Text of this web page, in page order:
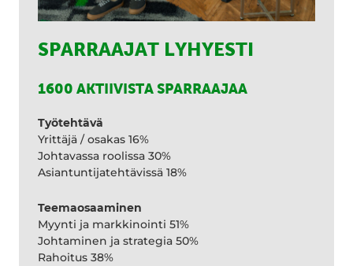
SPARRAAJAT LYHYESTI
1600 AKTIIVISTA SPARRAAJAA
Työtehtävä
Yrittäjä / osakas 16%
Johtavassa roolissa 30%
Asiantuntijatehtävissä 18%
Teemaosaaminen
Myynti ja markkinointi 51%
Johtaminen ja strategia 50%
Rahoitus 38%